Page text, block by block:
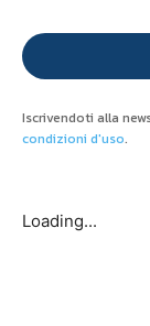
Iscrivendoti alla
condizioni d'uso.
Loading...